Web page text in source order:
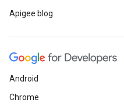
Apigee blog
Android
Chrome